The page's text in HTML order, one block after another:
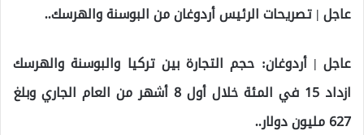
عاجل | تصريحات الرئيس أردوغان من البوسنة والهرسك..
عاجل | أردوغان: حجم التجارة بين تركيا والبوسنة والهرسك
ازداد 15 في المئة خلال أول 8 أشهر من العام الجاري وبلغ
627 مليون دولار..